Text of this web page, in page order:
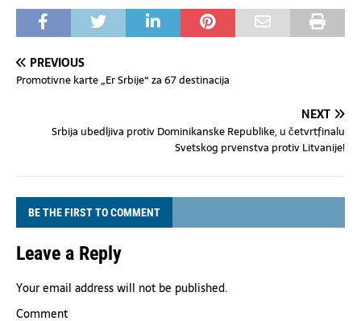
PREVIOUS
Promotivne karte „Er Srbije“ za 67 destinacija
NEXT
Srbija ubedljiva protiv Dominikanske Republike, u četvrtfinalu
Svetskog prvenstva protiv Litvanije!
BE THE FIRST TO COMMENT
Leave a Reply
Your email address will not be published.
Comment